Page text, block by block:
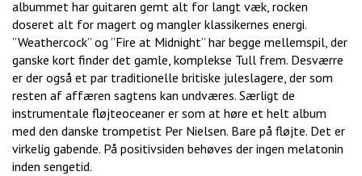
albummet har guitaren gemt alt for langt væk, rocken
doseret alt for magert og mangler klassikernes energi.
”Weathercock” og ”Fire at Midnight” har begge mellemspil, der
ganske kort finder det gamle, komplekse Tull frem. Desværre
er der også et par traditionelle britiske juleslagere, der som
resten af affæren sagtens kan undværes. Særligt de
instrumentale fløjteoceaner er som at høre et helt album
med den danske trompetist Per Nielsen. Bare på fløjte. Det er
virkelig gabende. På positivsiden behøves der ingen melatonin
inden sengetid.